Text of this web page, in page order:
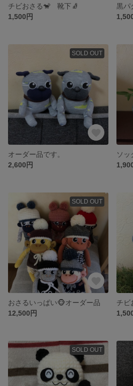
チビおさる🐒 靴下🧦
1,500円
黒パ
SOLD OUT
オーダー品です。
2,600円
ソッ
SOLD OUT
おさるいっぱい🐵オーダー品
12,500円
チビ
SOLD OUT